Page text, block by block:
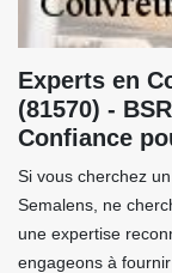
Experts en
(81570) -
Confiance
Si vous cherchez
Semalens, ne
une expertise
engageons à